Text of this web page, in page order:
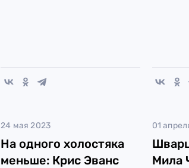
24 мая 2023
На одного холостяка
меньше: Крис Эванс
01
Мила